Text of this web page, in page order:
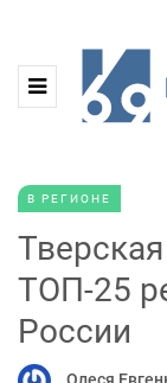
В РЕГИОНЕ
ТОП-25
России